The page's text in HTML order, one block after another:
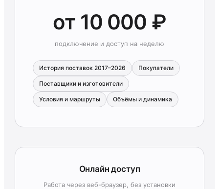
от 10 000 ₽
подключение и доступ на неделю
История поставок 2017–2026 Покупатели
Поставщики и изготовители
Условия и маршруты Объёмы и динамика
Онлайн доступ
Работа через веб-браузер, без установки